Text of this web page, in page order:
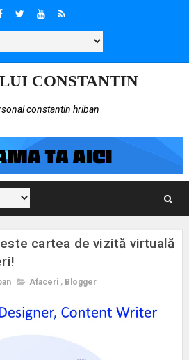
CONSTANTIN
constantin hriban
cartea de vizită virtuală
Afaceri , Blogger